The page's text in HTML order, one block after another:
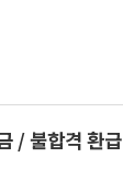
불합격 환